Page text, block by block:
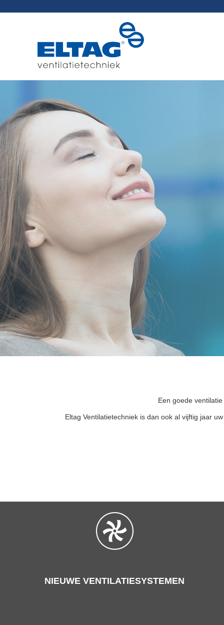
Een goede
Eltag Ventilatietechniek is dan ook al vijftig jaar
NIEUWE VENTILATIESYSTEMEN